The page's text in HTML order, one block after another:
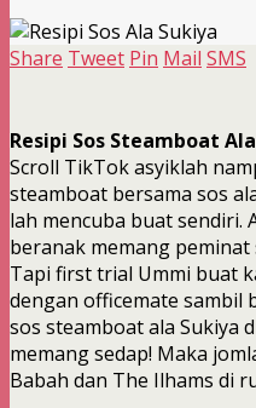
Share Tweet Pin Mail SMS
Resipi Sos Steamboat
Scroll TikTok asyiklah
steamboat bersama sos
lah mencuba buat sendiri.
beranak memang
Tapi first trial Ummi buat
dengan officemate sambil
sos steamboat ala Sukiya
memang sedap! Maka
Babah dan The Ilhams di